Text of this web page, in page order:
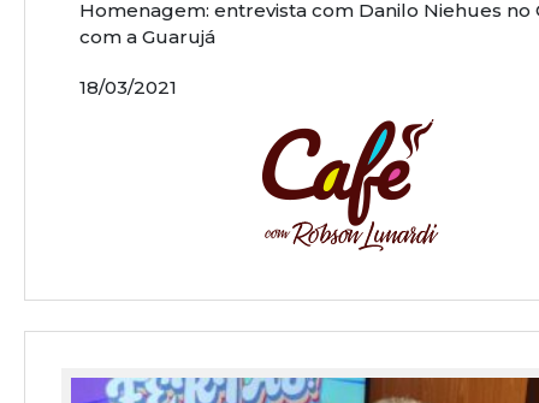
Homenagem: entrevista com Danilo Niehues no
com a Guarujá
18/03/2021